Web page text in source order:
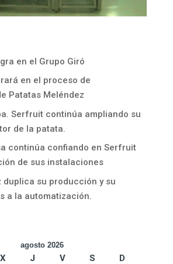
en el Grupo Giró
en el proceso de
Patatas Meléndez
Serfruit continúa ampliando su
de la patata.
continúa confiando en Serfruit
de sus instalaciones
duplica su producción y su
a la automatización.
agosto 2026
X J V S
D